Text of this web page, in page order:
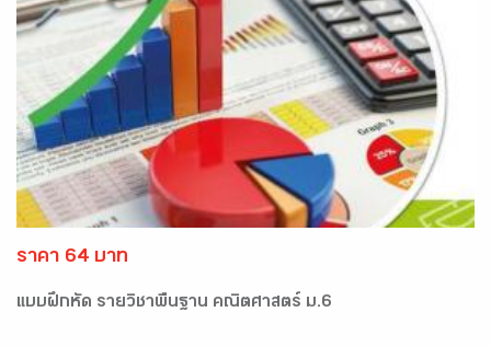
ราคา 64 บาท
แบบฝึกหัด รายวิชาพื้นฐาน คณิตศาสตร์ ม.6